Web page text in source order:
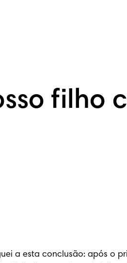
filho
a esta conclusão: após o